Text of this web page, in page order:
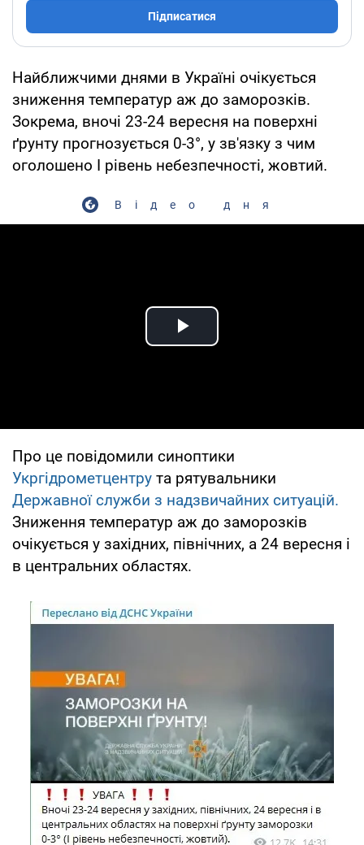
Підписатися
Найближчими днями в Україні очікується
зниження температур аж до заморозків.
Зокрема, вночі 23-24 вересня на поверхні
ґрунту прогнозується 0-3°, у зв'язку з чим
оголошено І рівень небезпечності, жовтий.
Відео дня
Play Video
Про це повідомили синоптики
Укргідрометцентру та рятувальники
Державної служби з надзвичайних ситуацій.
Зниження температур аж до заморозків
очікується у західних, північних, а 24 вересня і
в центральних областях.